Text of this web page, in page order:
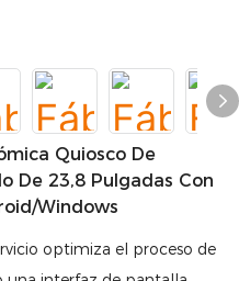
Quiosco De
De 23,8 Pulgadas Con
Windows
optimiza el proceso de